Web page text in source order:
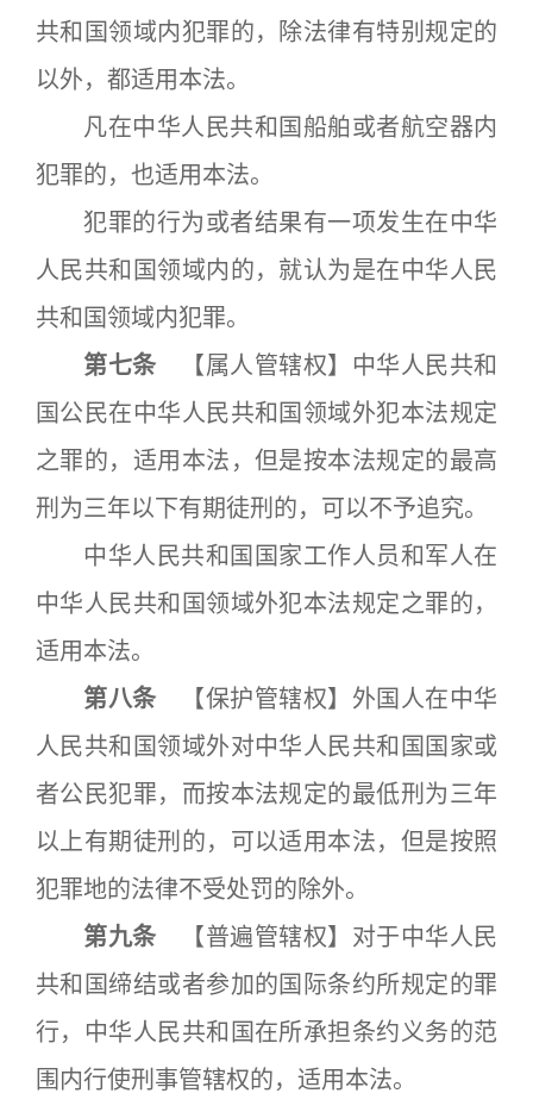
共和国领域内犯罪的，除法律有特别规定的
以外，都适用本法。
凡在中华人民共和国船舶或者航空器内
犯罪的，也适用本法。
犯罪的行为或者结果有一项发生在中华
人民共和国领域内的，就认为是在中华人民
共和国领域内犯罪。
第七条 【属人管辖权】中华人民共和
国公民在中华人民共和国领域外犯本法规定
之罪的，适用本法，但是按本法规定的最高
刑为三年以下有期徒刑的，可以不予追究。
中华人民共和国国家工作人员和军人在
中华人民共和国领域外犯本法规定之罪的，
适用本法。
第八条 【保护管辖权】外国人在中华
人民共和国领域外对中华人民共和国国家或
者公民犯罪，而按本法规定的最低刑为三年
以上有期徒刑的，可以适用本法，但是按照
犯罪地的法律不受处罚的除外。
第九条 【普遍管辖权】对于中华人民
共和国缔结或者参加的国际条约所规定的罪
行，中华人民共和国在所承担条约义务的范
围内行使刑事管辖权的，适用本法。